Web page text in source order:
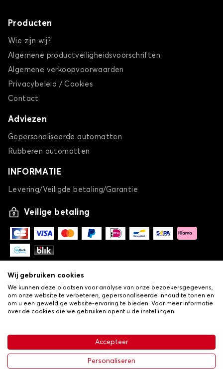
Producten
Wie zijn wij?
Algemene productveiligheidsvoorschriften
Algemene verkoopvoorwaarden
Privacybeleid / Cookies
Contact
Adviezen
Gepersonaliseerde automatten
Rubberen automatten
INFORMATIE
Levering/Veiligde betaling/Garantie
Veilige betaling
Algemene verkoopvoorwaarden•Privacy- en cookiebeleid
•Livraison
Wij gebruiken cookies
We kunnen deze plaatsen voor analyse van onze bezoekersgegevens,
om onze website te verbeteren, gepersonaliseerde inhoud te tonen en
om u een geweldige website-ervaring te bieden. Voor meer informatie
over de cookies die we gebruiken opent u de instellingen.
Accepteer
Personaliseren